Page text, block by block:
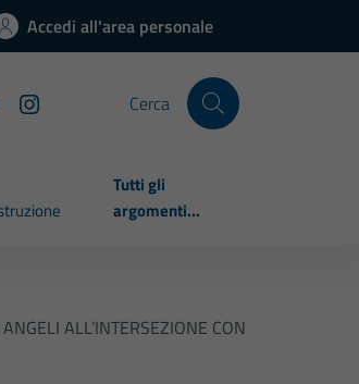
Accedi all'area personale
Cerca
Tutti gli
argomenti...
ALL’INTERSEZIONE CON